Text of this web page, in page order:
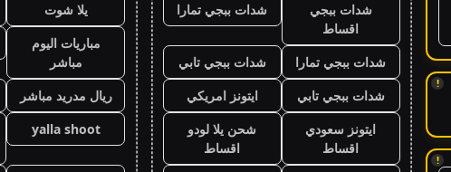
!
!
شدات ببجي
اقساط
شدات ببجي تمارا
شدات ببجي تمارا
شدات ببجي تابي
شدات ببجي تابي
ايتونز امريكي
ايتونز سعودي
اقساط
شحن يلا لودو
اقساط
يلا شوت
مباريات اليوم
مباشر
ريال مدريد مباشر
yalla shoot